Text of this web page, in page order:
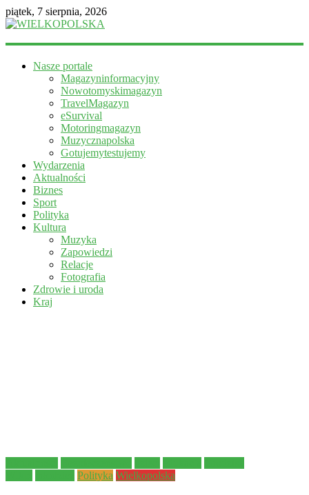
piątek, 7 sierpnia, 2026
WIELKOPOLSKA
informacyjny
Nasze portale
Magazyninformacyjny
Nowotomyskimagazyn
TravelMagazyn
eSurvival
Motoringmagazyn
Muzycznapolska
Gotujemytestujemy
Wydarzenia
Aktualności
Biznes
Sport
Polityka
Kultura
Muzyka
Zapowiedzi
Relacje
Fotografia
Zdrowie i uroda
Kraj
Polityka Wielkopolska